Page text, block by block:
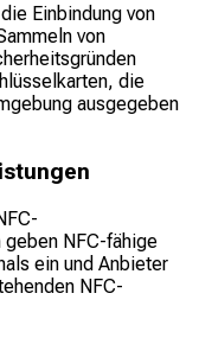
Einbindung von
von
die
ausgegeben
geben NFC-fähige
ein und Anbieter
NFC-